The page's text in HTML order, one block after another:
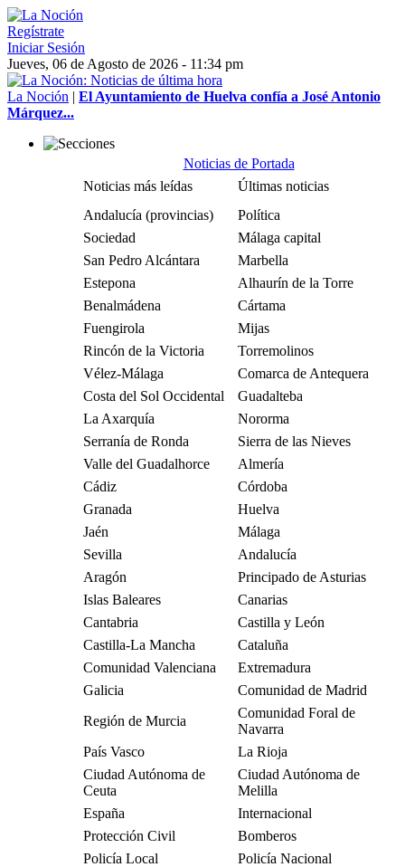
Regístrate
Iniciar Sesión
Jueves, 06 de Agosto de 2026 - 11:34 pm
La Noción | El Ayuntamiento de Huelva confía a José Antonio
Márquez...
Noticias de Portada
Noticias más leídas
Últimas noticias
Andalucía (provincias)
Política
Sociedad
Málaga capital
San Pedro Alcántara
Marbella
Estepona
Alhaurín de la Torre
Benalmádena
Cártama
Fuengirola
Mijas
Rincón de la Victoria
Torremolinos
Vélez-Málaga
Comarca de Antequera
Costa del Sol Occidental
Guadalteba
La Axarquía
Nororma
Serranía de Ronda
Sierra de las Nieves
Valle del Guadalhorce
Almería
Cádiz
Córdoba
Granada
Huelva
Jaén
Málaga
Sevilla
Andalucía
Aragón
Principado de Asturias
Islas Baleares
Canarias
Cantabria
Castilla y León
Castilla-La Mancha
Cataluña
Comunidad Valenciana
Extremadura
Galicia
Comunidad de Madrid
Región de Murcia
Comunidad Foral de
Navarra
País Vasco
La Rioja
Ciudad Autónoma de
Ceuta
Ciudad Autónoma de
Melilla
España
Internacional
Protección Civil
Bomberos
Policía Local
Policía Nacional